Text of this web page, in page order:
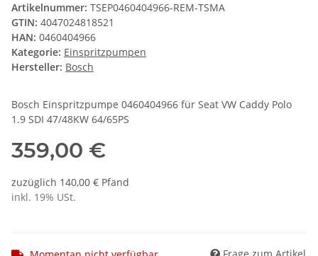
Artikelnummer: TSEP0460404966-REM-TSMA
GTIN: 4047024818521
HAN: 0460404966
Kategorie: Einspritzpumpen
Hersteller: Bosch
Bosch Einspritzpumpe 0460404966 für Seat VW Caddy Polo
1.9 SDI 47/48KW 64/65PS
359,00 €
zuzüglich 140,00 € Pfand
inkl. 19% USt.